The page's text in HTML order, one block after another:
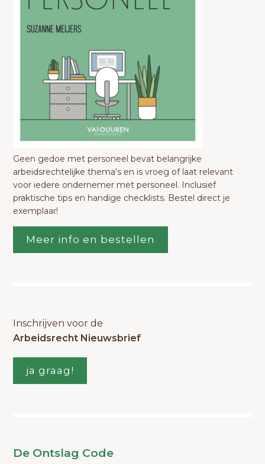
Geen gedoe met personeel bevat belangrijke
arbeidsrechtelijke thema's en is vroeg of laat relevant
voor iedere ondernemer met personeel. Inclusief
praktische tips en handige checklists. Bestel direct je
exemplaar!
Meer info en bestellen
Inschrijven voor de
Arbeidsrecht Nieuwsbrief
ja graag!
De Ontslag Code